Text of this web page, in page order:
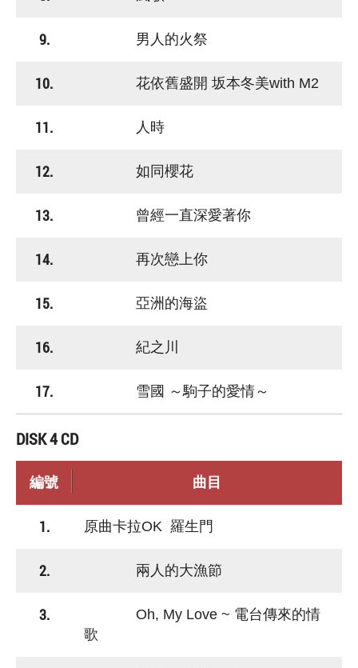
9. 男人的火祭
10. 花依舊盛開 坂本冬美with M2
11. 人時
12. 如同櫻花
13. 曾經一直深愛著你
14. 再次戀上你
15. 亞洲的海盜
16. 紀之川
17. 雪國 ～駒子的愛情～
DISK 4 CD
編號 曲目
1. 原曲卡拉OK 羅生門
2. 兩人的大漁節
3.
Oh, My Love ~ 電台傳來的情
歌